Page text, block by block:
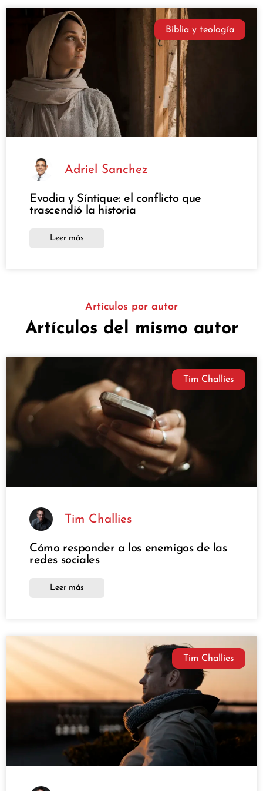
Biblia y teología
Adriel Sanchez
Evodia y Síntique: el conflicto que
trascendió la historia
Leer más
Artículos por autor
Artículos del mismo autor
Tim Challies
Tim Challies
Cómo responder a los enemigos de las
redes sociales
Leer más
Tim Challies